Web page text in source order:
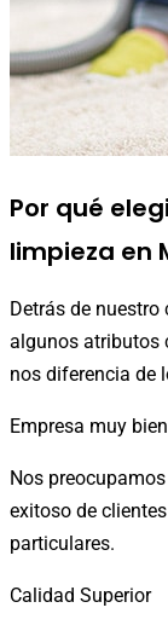
Por qué
limpieza en
Detrás de
algunos atributos
nos diferencia de
Empresa muy
Nos
exitoso de
particulares.
Calidad Superior